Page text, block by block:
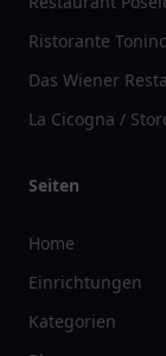
Ristorante
Das Wiener
La Cicogna /
Seiten
Home
Einrichtungen
Kategorien